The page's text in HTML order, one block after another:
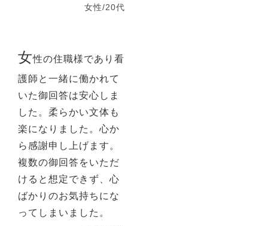
女性/20代
女性の住職様であり看
護師と一緒に働かれて
いた御回答は安心しま
した。柔らかい文体も
楽になりました。心か
ら感謝申し上げます。
複数の御回答をいただ
けると想定できず、心
ばかりのお気持ちにな
ってしまいました。